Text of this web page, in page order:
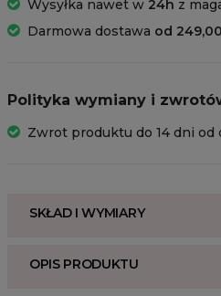
Wysyłka nawet w 24h z
Darmowa dostawa od
Polityka wymiany i
Zwrot produktu do 14 dni od
SKŁAD I WYMIARY
OPIS PRODUKTU